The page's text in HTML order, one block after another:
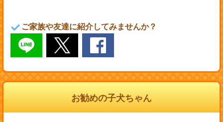
ご家族や友達に紹介してみませんか？
お勧めの子犬ちゃん